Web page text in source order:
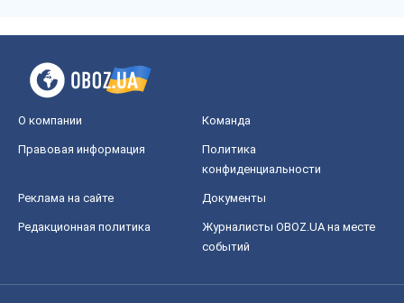
О компании Команда
Правовая информация
Политика
конфиденциальности
Реклама на сайте Документы
Редакционная политика
Журналисты OBOZ.UA на месте
событий